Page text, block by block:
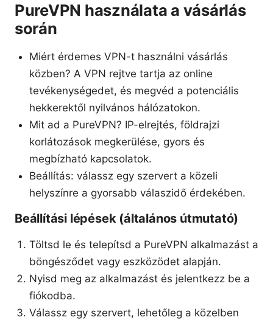
PureVPN használata a vásárlás
során
Miért érdemes VPN-t használni vásárlás
közben? A VPN rejtve tartja az online
tevékenységedet, és megvéd a potenciális
hekkerektől nyilvános hálózatokon.
Mit ad a PureVPN? IP-elrejtés, földrajzi
korlátozások megkerülése, gyors és
megbízható kapcsolatok.
Beállítás: válassz egy szervert a közeli
helyszínre a gyorsabb válaszidő érdekében.
Beállítási lépések (általános útmutató)
Töltsd le és telepítsd a PureVPN alkalmazást a
böngésződet vagy eszközödet alapján.
Nyisd meg az alkalmazást és jelentkezz be a
fiókodba.
Válassz egy szervert, lehetőleg a közelben